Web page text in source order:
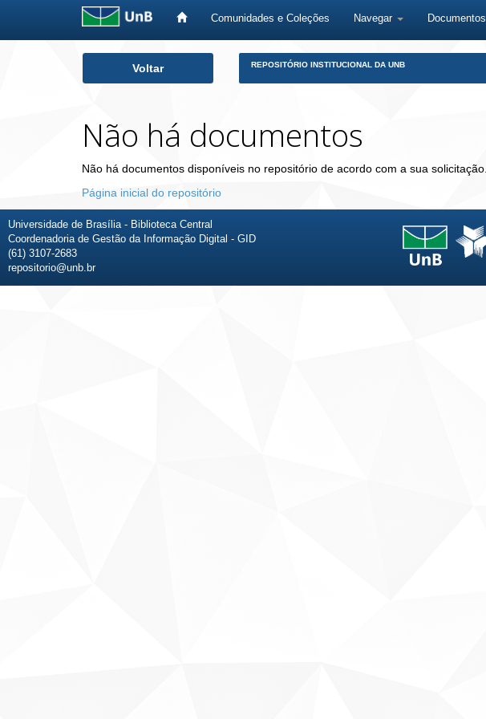
Comunidades e Coleções Navegar Documentos
Voltar REPOSITÓRIO INSTITUCIONAL DA UNB
Não há documentos
Não há documentos disponíveis no repositório de acordo com a sua solicitação.
Página inicial do repositório
Universidade de Brasília - Biblioteca Central
Coordenadoria de Gestão da Informação Digital - GID
(61) 3107-2683
repositorio@unb.br